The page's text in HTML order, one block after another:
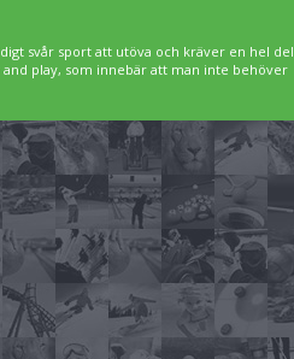
svår sport att utöva och kräver en hel del
play, som innebär att man inte behöver